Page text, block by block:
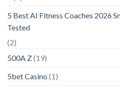
5 Best AI Fitness Coaches 2026
Tested
(2)
500A Z(19)
5bet Casino (1)